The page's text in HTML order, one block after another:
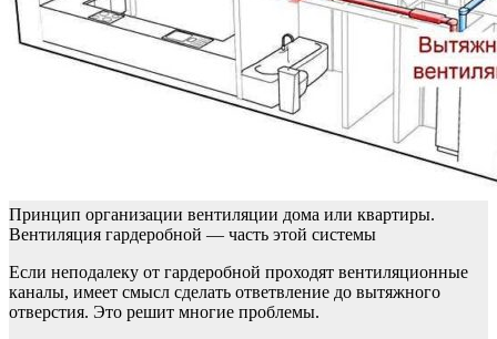
Принцип организации вентиляции дома или квартиры.
Вентиляция гардеробной — часть этой системы
Если неподалеку от гардеробной проходят вентиляционные
каналы, имеет смысл сделать ответвление до вытяжного
отверстия. Это решит многие проблемы.